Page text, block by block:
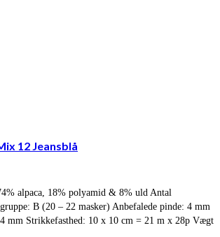
12 Jeansblå
alpaca, 18% polyamid & 8% uld Antal
B (20 – 22 masker) Anbefalede pinde: 4 mm
mm Strikkefasthed: 10 x 10 cm = 21 m x 28p Vægt